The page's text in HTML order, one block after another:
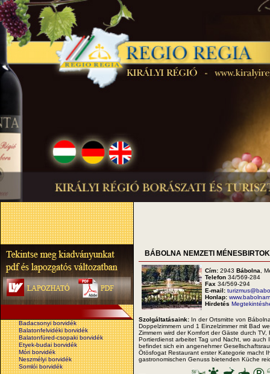
Badacsonyi borvidék
Balatonfelvidéki borvidék
Balatonfüred-csopaki borvidék
Etyek-budai borvidék
Móri borvidék
Neszmélyi borvidék
Somlói borvidék
BÁBOLNA NEMZETI MÉNESBIRTOK
Cím: 2943 Bábolna,
Telefon 34/569-284
Fax 34/569-294
E-mail:
Honlap:
Hirdetés
Szolgáltatásaink: In der Ortsmitte von
Doppelzimmern und 1 Einzelzimmer mit Bad
Zimmern wird der Komfort der Gäste durch
Portierdienst arbeitet Tag und Nacht, wo
befindet sich ein angenehmer
Ötösfogat Restaurant erster Kategorie macht
gastronomischen Genuss bietenden Küche